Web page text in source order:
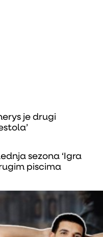
je drugi
sezona ‘Igra
piscima